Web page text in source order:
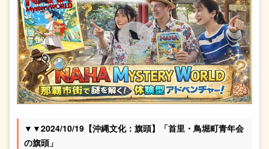
▼▼2024/10/19【沖縄文化：旗頭】「首里・鳥堀町青年会
の旗頭」